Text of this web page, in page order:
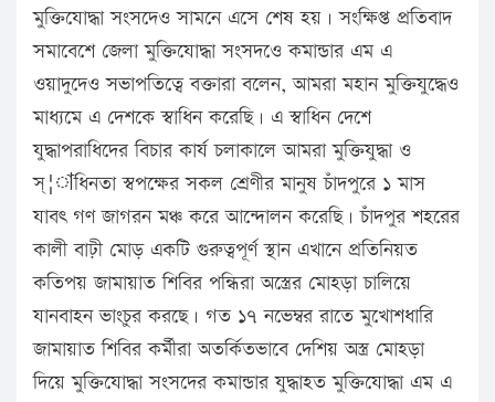
মুক্তিযোদ্ধা সংসদেও সামনে এসে শেষ হয়। সংক্ষিপ্ত প্রতিবাদ
সমাবেশে জেলা মুক্তিযোদ্ধা সংসদওে কমান্ডার এম এ
ওয়াদুদেও সভাপতিত্বে বক্তারা বলেন, আমরা মহান মুক্তিযুদ্ধেও
মাধ্যমে এ দেশকে স্বাধিন করেছি। এ স্বাধিন দেশে
যুদ্ধাপরাধিদের বিচার কার্য চলাকালে আমরা মুক্তিযুদ্ধা ও
স্¦াধিনতা স্বপক্ষের সকল শ্রেণীর মানুষ চাঁদপুরে ১ মাস
যাবৎ গণ জাগরন মঞ্চ করে আন্দোলন করেছি। চাঁদপুর শহরের
কালী বাঢ়ী মোড় একটি গুরুত্বপূর্ণ স্থান এখানে প্রতিনিয়ত
কতিপয় জামায়াত শিবির পন্ধিরা অস্ত্রের মোহড়া চালিয়ে
যানবাহন ভাংচুর করছে। গত ১৭ নভেম্বর রাতে মুখোশধারি
জামায়াত শিবির কর্মীরা অতর্কিতভাবে দেশিয় অস্ত্র মোহড়া
দিয়ে মুক্তিযোদ্ধা সংসদের কমান্ডার যুদ্ধাহত মুক্তিযোদ্ধা এম এ